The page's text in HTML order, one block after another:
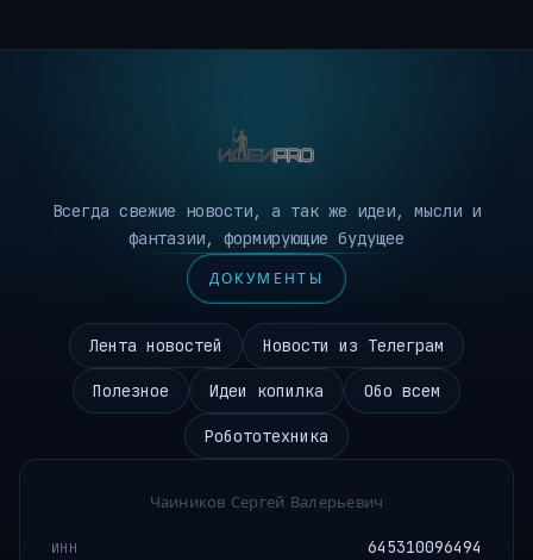
Всегда свежие новости, а так же идеи, мысли и
фантазии, формирующие будущее
ДОКУМЕНТЫ
Лента новостей Новости из Телеграм
Полезное Идеи копилка Обо всем
Робототехника
Чаиников Сергей Валерьевич
ИНН 645310096494